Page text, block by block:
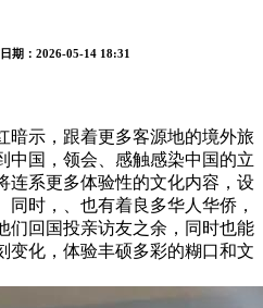
期：2026-05-14 18:31
示，跟着更多客源地的境外旅
中国，领会、感触感染中国的立
连系更多体验性的文化内容，设
时，、也有着良多华人华侨，
们回国投亲访友之余，同时也能
变化，体验丰硕多彩的糊口和文